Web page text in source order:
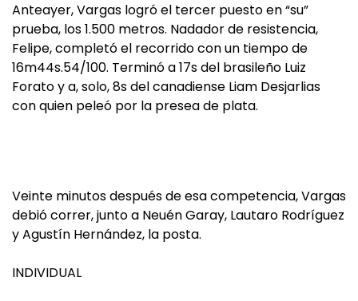
Anteayer, Vargas logró el tercer puesto en “su”
prueba, los 1.500 metros. Nadador de resistencia,
Felipe, completó el recorrido con un tiempo de
16m44s.54/100. Terminó a 17s del brasileño Luiz
Forato y a, solo, 8s del canadiense Liam Desjarlias
con quien peleó por la presea de plata.
Veinte minutos después de esa competencia, Vargas
debió correr, junto a Neuén Garay, Lautaro Rodríguez
y Agustín Hernández, la posta.
INDIVIDUAL